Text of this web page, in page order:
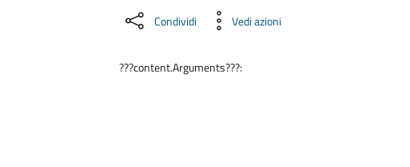
Condividi Vedi azioni
???content.Arguments???: